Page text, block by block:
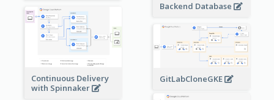
Backend Database
Continuous Delivery
with Spinnaker
GitLabCloneGKE